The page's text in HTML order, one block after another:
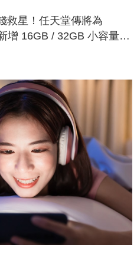
救星！任天堂傳將為
增 16GB / 32GB 小容量遊